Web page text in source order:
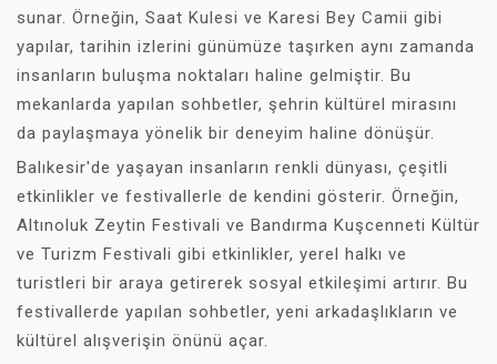
sunar. Örneğin, Saat Kulesi ve Karesi Bey Camii gibi
yapılar, tarihin izlerini günümüze taşırken aynı zamanda
insanların buluşma noktaları haline gelmiştir. Bu
mekanlarda yapılan sohbetler, şehrin kültürel mirasını
da paylaşmaya yönelik bir deneyim haline dönüşür.
Balıkesir'de yaşayan insanların renkli dünyası, çeşitli
etkinlikler ve festivallerle de kendini gösterir. Örneğin,
Altınoluk Zeytin Festivali ve Bandırma Kuşcenneti Kültür
ve Turizm Festivali gibi etkinlikler, yerel halkı ve
turistleri bir araya getirerek sosyal etkileşimi artırır. Bu
festivallerde yapılan sohbetler, yeni arkadaşlıkların ve
kültürel alışverişin önünü açar.